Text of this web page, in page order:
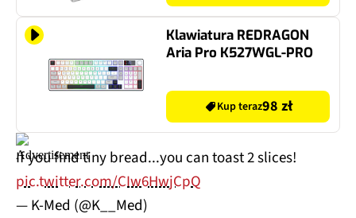
Klawiatura REDRAGON
Aria Pro K527WGL-PRO
Kup teraz98 zł
If you find tiny bread...you can toast 2 slices!
pic.twitter.com/CIw6HwjCpQ
— K-Med (@K__Med)